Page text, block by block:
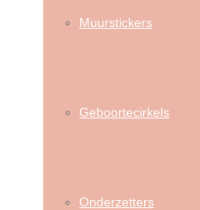
Muurstickers
Geboortecirkels
Onderzetters